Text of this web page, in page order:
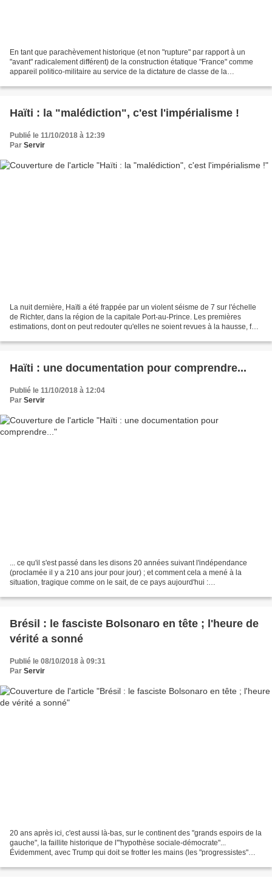
En tant que parachèvement historique (et non "rupture" par rapport à un
"avant" radicalement différent) de la construction étatique "France" comme
appareil politico-militaire au service de la dictature de classe de la
Haïti : la "malédiction", c'est l'impérialisme !
Publié le 11/10/2018 à 12:39
Par Servir
La nuit dernière, Haïti a été frappée par un violent séisme de 7 sur l'échelle
de Richter, dans la région de la capitale Port-au-Prince. Les premières
estimations, dont on peut redouter qu'elles ne soient revues à la hausse, font
Haïti : une documentation pour comprendre...
Publié le 11/10/2018 à 12:04
Par Servir
... ce qu'il s'est passé dans les disons 20 années suivant l'indépendance
(proclamée il y a 210 ans jour pour jour) ; et comment cela a mené à la
situation, tragique comme on le sait, de ce pays aujourd'hui :
Brésil : le fasciste Bolsonaro en tête ; l'heure de
vérité a sonné
Publié le 08/10/2018 à 09:31
Par Servir
20 ans après ici, c'est aussi là-bas, sur le continent des "grands espoirs de la
gauche", la faillite historique de l'"hypothèse sociale-démocrate"...
Évidemment, avec Trump qui doit se frotter les mains (les "progressistes"